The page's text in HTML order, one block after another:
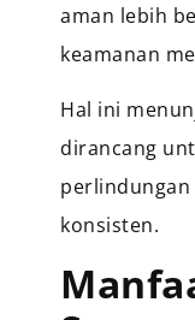
aman lebih
keamanan
Hal ini
dirancang
perlindungan
konsisten.